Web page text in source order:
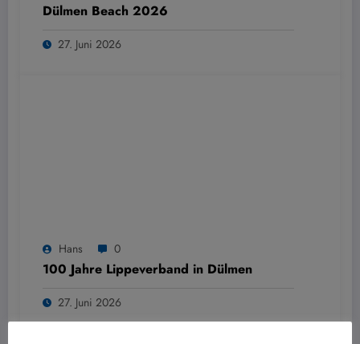
Dülmen Beach 2026
27. Juni 2026
Hans 0
100 Jahre Lippeverband in Dülmen
27. Juni 2026